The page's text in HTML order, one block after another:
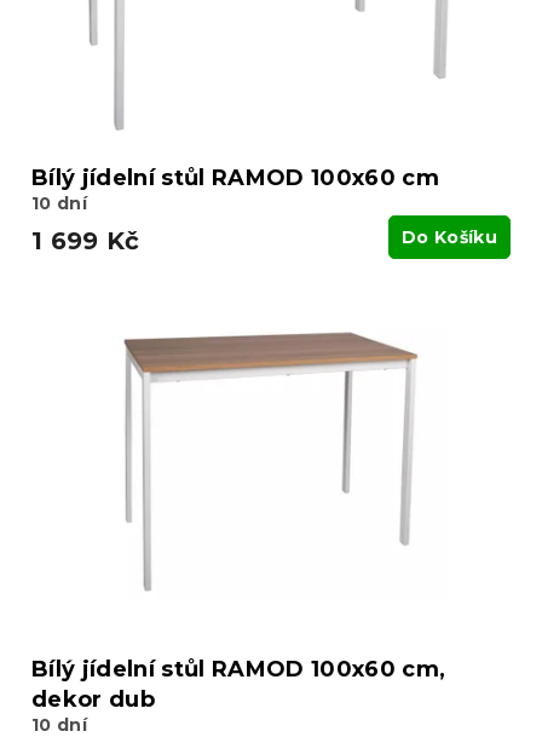
Bílý jídelní stůl RAMOD 100x60 cm
10 dní
1 699 Kč Do Košíku
Bílý jídelní stůl RAMOD 100x60 cm,
dekor dub
10 dní